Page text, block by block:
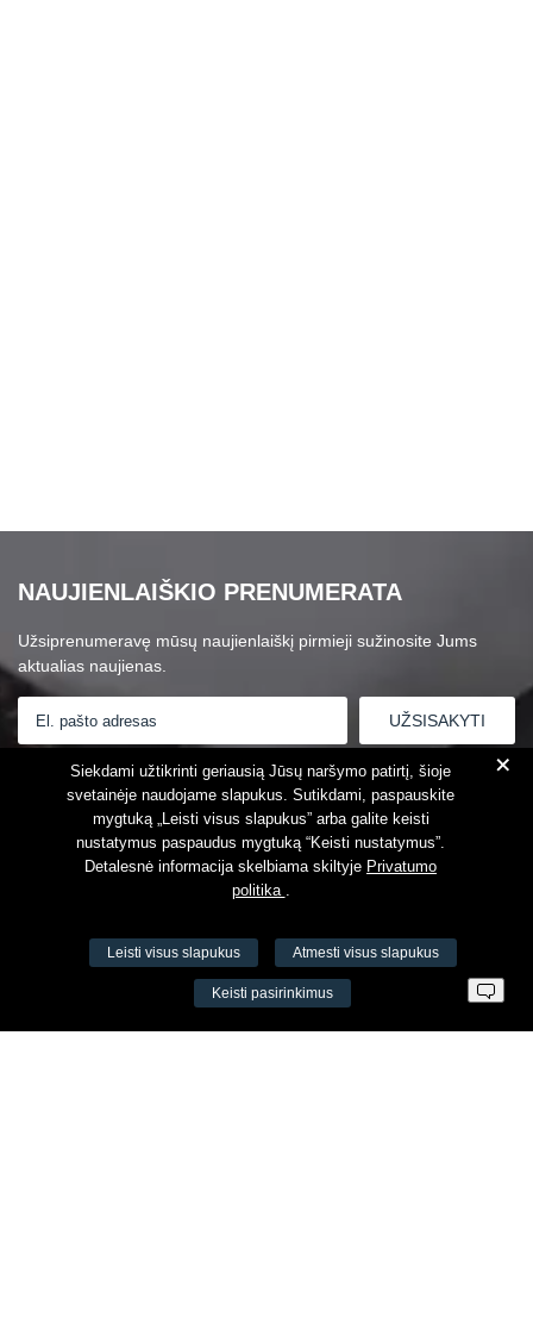
NAUJIENLAIŠKIO PRENUMERATA
Užsiprenumeravę mūsų naujienlaiškį pirmieji sužinosite Jums
aktualias naujienas.
Susipažinau suPrivatumo politika
VŠĮ Fitneso mokymo centras AEROMIX
+
Siekdami užtikrinti geriausią Jūsų naršymo patirtį, šioje
svetainėje naudojame slapukus. Sutikdami, paspauskite
mygtuką „Leisti visus slapukus” arba galite keisti
nustatymus paspaudus mygtuką “Keisti nustatymus”.
Detalesnė informacija skelbiama skiltyje Privatumo
politika .
Leisti visus slapukus Atmesti visus slapukus
Keisti pasirinkimus